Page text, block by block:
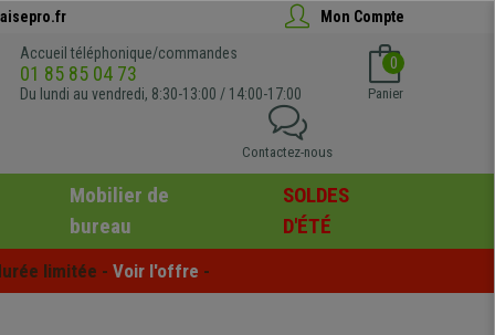
Mon Compte
Accueil téléphonique/commandes
01 85 85 04 73
Du lundi au vendredi, 8:30-13:00 / 14:00-17:00
0
Panier
Contactez-nous
Mobilier de
bureau
SOLDES
D'ÉTÉ
limitée - Voir l'offre -